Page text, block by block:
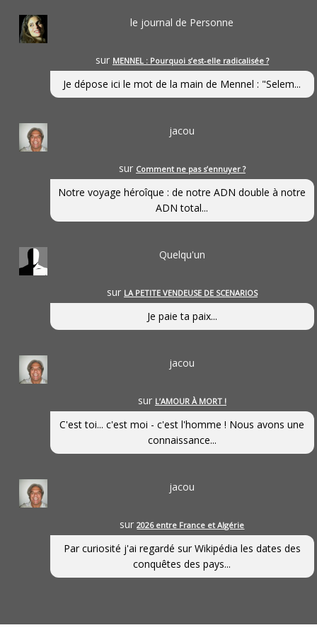
le journal de Personne
sur MENNEL : Pourquoi s’est-elle radicalisée ?
Je dépose ici le mot de la main de Mennel : "Selem...
jacou
sur Comment ne pas s’ennuyer ?
Notre voyage héroîque : de notre ADN double à notre
ADN total...
Quelqu'un
sur LA PETITE VENDEUSE DE SCENARIOS
Je paie ta paix...
jacou
sur L’AMOUR À MORT !
C'est toi... c'est moi - c'est l'homme ! Nous avons une
connaissance...
jacou
sur2026 entre France et Algérie
Par curiosité j'ai regardé sur Wikipédia les dates des
conquêtes des pays...